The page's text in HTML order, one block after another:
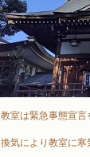
教室は緊急事態宣言
換気により教室に寒